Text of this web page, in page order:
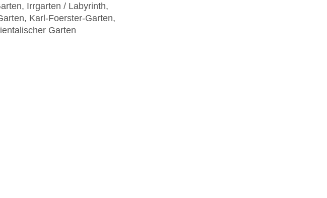
Irrgarten / Labyrinth,
Karl-Foerster-Garten,
Garten